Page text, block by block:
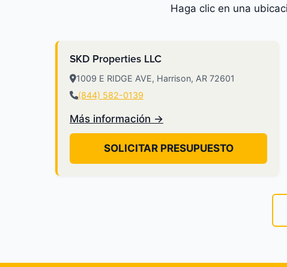
Haga clic en una
SKD Properties LLC
1009 E RIDGE AVE, Harrison, AR 72601
(844) 582-0139
Más información →
SOLICITAR PRESUPUESTO